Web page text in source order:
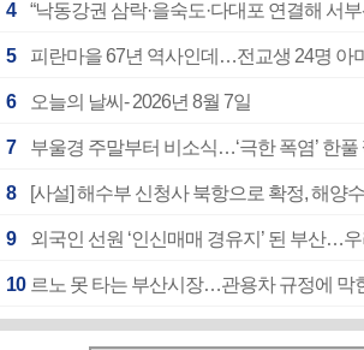
4 “낙동강권 삼락·을숙도·다대포 연결해 서
5 피란마을 67년 역사인데…전교생 24명 아
6 오늘의 날씨- 2026년 8월 7일
7 부울경 주말부터 비소식…‘극한 폭염’ 한풀
8 [사설] 해수부 신청사 북항으로 확정, 해양
9 외국인 선원 ‘인신매매 경유지’ 된 부산…
10 르노 못 타는 부산시장…관용차 규정에 막